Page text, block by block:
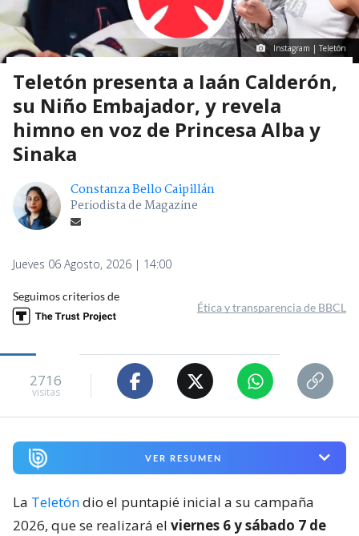
Instagram | Teletón
Teletón presenta a Iaán Calderón,
su Niño Embajador, y revela
himno en voz de Princesa Alba y
Sinaka
Constanza Bello Caipillán
Periodista de Magazine
Jueves 06 Agosto, 2026 | 14:00
Seguimos criterios de
Ética y transparencia de BBCL
2716
visitas
VER RESUMEN
La Teletóndio el puntapié inicial a su campaña
2026, que se realizará el viernes 6 y sábado 7 de